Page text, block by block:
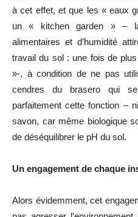
à cet effet, et que les « eaux
un « kitchen garden » –
alimentaires et d’humidité
travail du sol : une fois de
»-, à condition de ne pas
cendres du brasero qui
parfaitement cette fonction –
savon, car même biologique
de déséquilibrer le pH du sol.
Un engagement de chaque
Alors évidemment, cet